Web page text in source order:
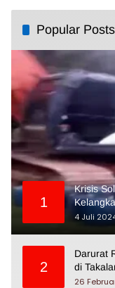
Popular Posts
1
Krisis
4 Juli
2
Darurat
di
26